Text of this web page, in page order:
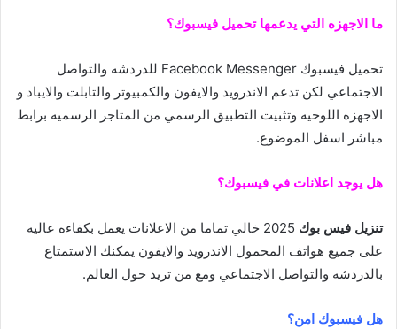
ما الاجهزه التي يدعمها تحميل فيسبوك؟
تحميل فيسبوك Facebook Messenger للدردشه والتواصل
الاجتماعي لكن تدعم الاندرويد والايفون والكمبيوتر والتابلت والايباد و
الاجهزه اللوحيه وتثبيت التطبيق الرسمي من المتاجر الرسميه برابط
مباشر اسفل الموضوع.
هل يوجد اعلانات في فيسبوك؟
تنزيل فيس بوك
2025 خالي تماما من الاعلانات يعمل بكفاءه عاليه
على جميع هواتف المحمول الاندرويد والايفون يمكنك الاستمتاع
بالدردشه والتواصل الاجتماعي ومع من تريد حول العالم.
هل فيسبوك امن؟